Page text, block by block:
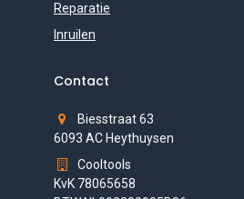
Reparatie
Inruilen
Contact
Biesstraat 63
6093 AC Heythuysen
Cooltools
KvK 78065658